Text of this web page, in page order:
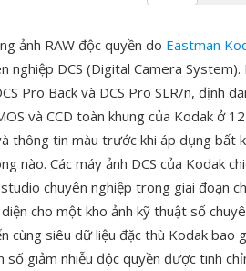
ảnh RAW độc quyền do Eastman
nghiệp DCS (Digital Camera
Pro Back và DCS Pro SLR/n, định
và CCD toàn khung của Kodak ở
thông tin màu trước khi áp dụng bất
nào. Các máy ảnh DCS của Kodak
chuyên nghiệp trong giai đoạn
cho một kho ảnh kỹ thuật số
cùng siêu dữ liệu đặc thù Kodak bao
số giảm nhiễu độc quyền được tinh